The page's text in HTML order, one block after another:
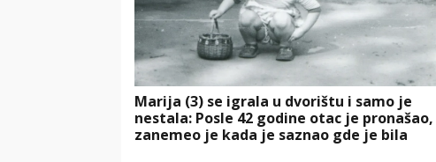
Marija (3) se igrala u dvorištu i samo je
nestala: Posle 42 godine otac je pronašao,
zanemeo je kada je saznao gde je bila